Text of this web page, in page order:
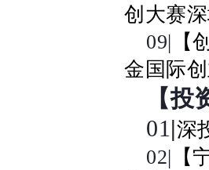
创大赛
09| 【
金国际
【
01 |深
02| 【